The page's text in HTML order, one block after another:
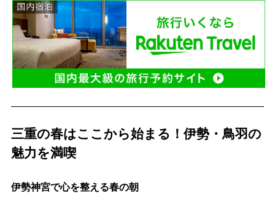
三重の春はここから始まる！伊勢・鳥羽の
魅力を満喫
伊勢神宮で心を整える春の朝